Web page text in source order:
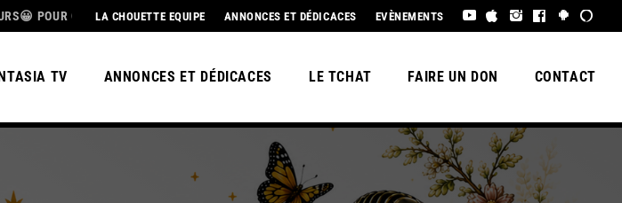
CETTE MAGNIFIQUE SAISON 3, BEL ÉTÉ À TOUS !
LA CHOUETTE EQUIPE ANNONCES ET DÉDICACES EVÈNEMENTS
TV ANNONCES ET DÉDICACES LE TCHAT FAIRE UN DON CONTACT